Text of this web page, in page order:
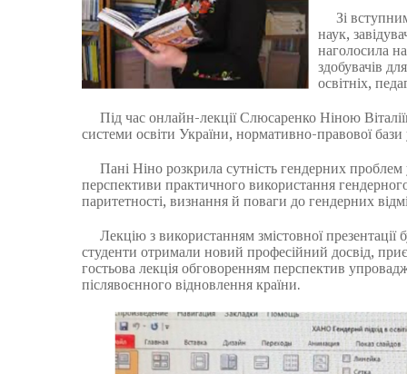
Зі вступним
наук,
наголосила
здобувачів
освітніх,
Під час онлайн-лекції Слюсаренко Ніною
системи освіти України, нормативно-правової
Пані Ніно розкрила сутність гендерних проблем
перспективи практичного використання
паритетності, визнання й поваги до гендерних
Лекцію з використанням змістовної
студенти отримали новий професійний досвід,
гостьова лекція обговоренням перспектив
післявоєнного відновлення країни.